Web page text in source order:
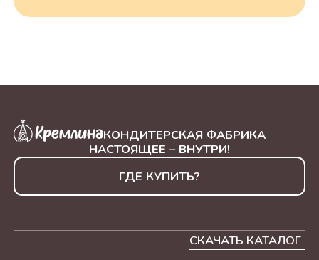
КОНДИТЕРСКАЯ ФАБРИКА
НАСТОЯЩЕЕ – ВНУТРИ!
ГДЕ КУПИТЬ?
СКАЧАТЬ КАТАЛОГ